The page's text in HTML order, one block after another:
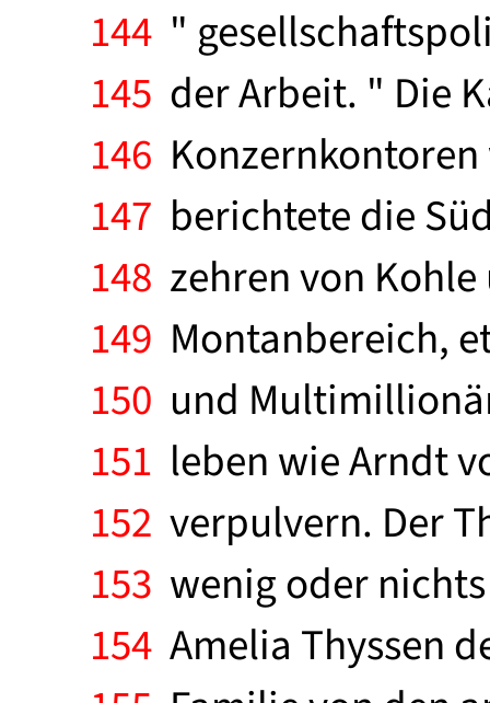
144 "
145 der Arbeit. " Die
146
147 berichtete die
148 zehren von
149 Montanbereich,
150 und
151 leben wie Arndt
152 verpulvern. Der
153 wenig oder
154 Amelia Thyssen